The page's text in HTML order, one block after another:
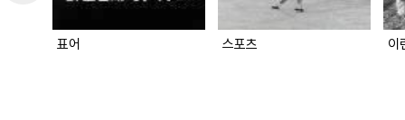
표어 스포츠 이